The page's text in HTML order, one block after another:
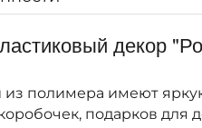
декор
полимера имеют
подарков